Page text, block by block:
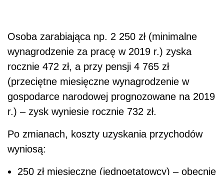
Osoba zarabiająca np. 2 250 zł (minimalne
wynagrodzenie za pracę w 2019 r.) zyska
rocznie 472 zł, a przy pensji 4 765 zł
(przeciętne miesięczne wynagrodzenie w
gospodarce narodowej prognozowane na 2019
r.) – zysk wyniesie rocznie 732 zł.
Po zmianach, koszty uzyskania przychodów
wyniosą:
250 zł miesięczne (jednoetatowcy) – obecnie